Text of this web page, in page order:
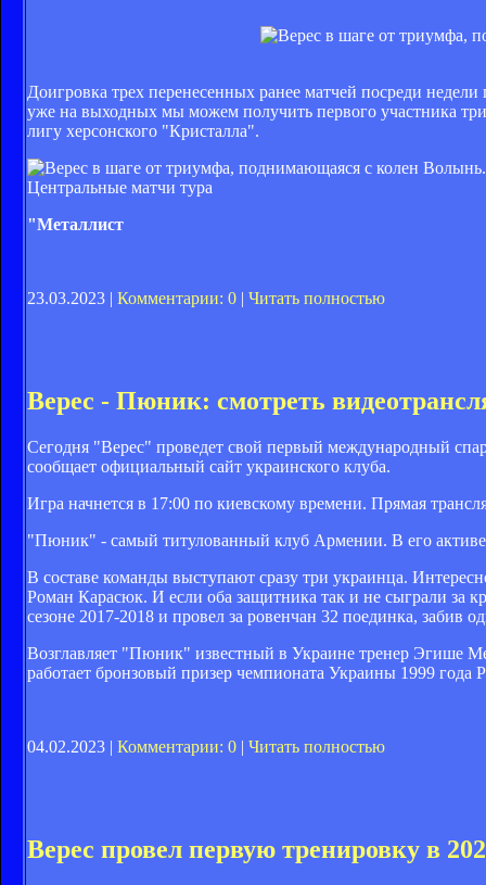
Доигровка трех перенесенных ранее матчей посреди
уже на выходных мы можем получить первого участника
лигу херсонского "Кристалла".
Центральные матчи тура
"Металлист
23.03.2023 | Комментарии: 0 Читать полностью
Верес - Пюник: смотреть
Сегодня "Верес" проведет свой первый международный
сообщает официальный сайт украинского клуба.
Игра начнется в 17:00 по киевскому времени. Прямая
"Пюник" - самый титулованный клуб Армении. В его
В составе команды выступают сразу три украинца.
Роман Карасюк. И если оба защитника так и не сыграли за
сезоне 2017-2018 и провел за ровенчан 32 поединка, забив
Возглавляет "Пюник" известный в Украине тренер Эгише
работает бронзовый призер чемпионата Украины 1999 года
04.02.2023 | Комментарии: 0 | Читать полностью
Верес провел первую тренировку в